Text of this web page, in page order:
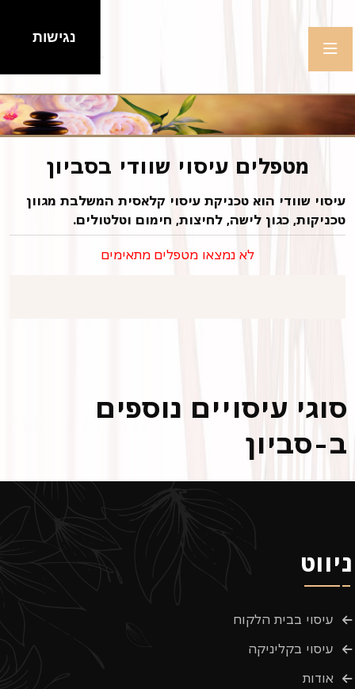
מטפלים עיסוי שוודי בסביון
עיסוי שוודי הוא טכניקת עיסוי קלאסית המשלבת מגוון
טכניקות, כגון לישה, לחיצות, חימום וטלטולים.
לא נמצאו מטפלים מתאימים
סוגי עיסויים נוספים
ב-סביון
ניווט
עיסוי בבית הלקוח
עיסוי בקליניקה
אודות
נגישות